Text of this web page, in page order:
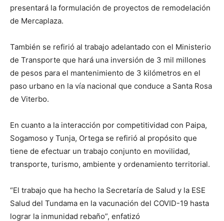
presentará la formulación de proyectos de remodelación
de Mercaplaza.
También se refirió al trabajo adelantado con el Ministerio
de Transporte que hará una inversión de 3 mil millones
de pesos para el mantenimiento de 3 kilómetros en el
paso urbano en la vía nacional que conduce a Santa Rosa
de Viterbo.
En cuanto a la interacción por competitividad con Paipa,
Sogamoso y Tunja, Ortega se refirió al propósito que
tiene de efectuar un trabajo conjunto en movilidad,
transporte, turismo, ambiente y ordenamiento territorial.
“El trabajo que ha hecho la Secretaría de Salud y la ESE
Salud del Tundama en la vacunación del COVID-19 hasta
lograr la inmunidad rebaño”, enfatizó